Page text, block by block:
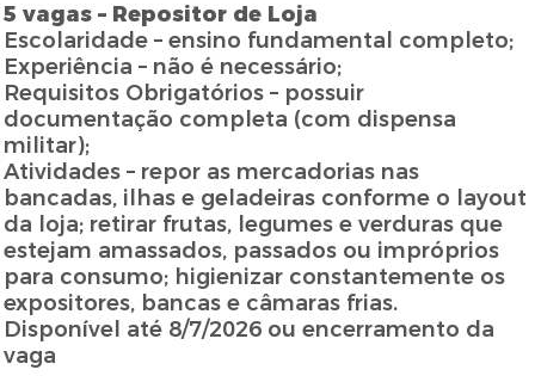
5 vagas – Repositor de Loja
Escolaridade – ensino fundamental completo;
Experiência – não é necessário;
Requisitos Obrigatórios – possuir
documentação completa (com dispensa
militar);
Atividades – repor as mercadorias nas
bancadas, ilhas e geladeiras conforme o layout
da loja; retirar frutas, legumes e verduras que
estejam amassados, passados ou impróprios
para consumo; higienizar constantemente os
expositores, bancas e câmaras frias.
Disponível até 8/7/2026 ou encerramento da
vaga